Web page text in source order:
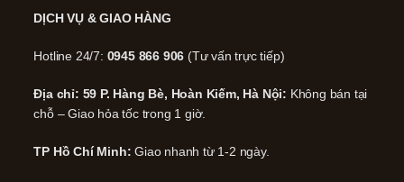
DỊCH VỤ & GIAO HÀNG
Hotline 24/7: 0945 866 906 (Tư vấn trực tiếp)
Địa chỉ: 59 P. Hàng Bè, Hoàn Kiếm, Hà Nội: Không bán tại
chỗ – Giao hỏa tốc trong 1 giờ.
TP Hồ Chí Minh: Giao nhanh từ 1-2 ngày.